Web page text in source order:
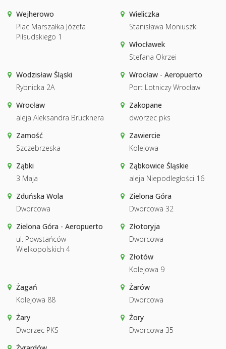
Wejherowo
Plac Marszałka Józefa
Piłsudskiego 1
Wieliczka
Stanisława Moniuszki
Włocławek
Stefana Okrzei
Wodzisław Śląski
Rybnicka 2A
Wrocław - Aeropuerto
Port Lotniczy Wrocław
Wrocław
aleja Aleksandra Brücknera
Zakopane
dworzec pks
Zamość
Szczebrzeska
Zawiercie
Kolejowa
Ząbki
3 Maja
Ząbkowice Śląskie
aleja Niepodległości 16
Zduńska Wola
Dworcowa
Zielona Góra
Dworcowa 32
Zielona Góra - Aeropuerto
ul. Powstańców
Wielkopolskich 4
Złotoryja
Dworcowa
Złotów
Kolejowa 9
Żagań
Kolejowa 88
Żarów
Dworcowa
Żary
Dworzec PKS
Żory
Dworcowa 35